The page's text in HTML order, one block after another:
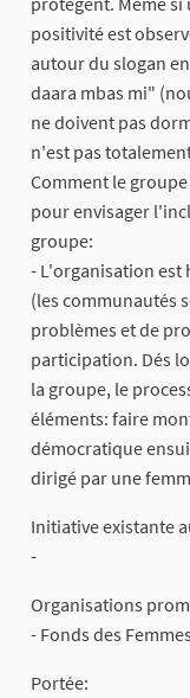
positivité est
autour du slogan
daara mbas mi"
ne doivent pas
n'est pas
Comment le
pour envisager
groupe:
- L'organisation est
(les communautés
problèmes et de
participation. Dés
la groupe, le
éléments: faire
démocratique
dirigé par une
Initiative existante
-
Organisations
- Fonds des
Portée: